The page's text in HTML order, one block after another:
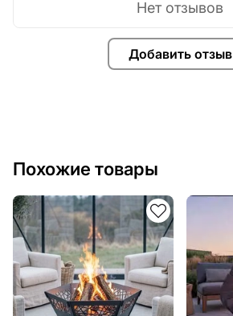
Добавить отзыв
Нет отзывов
Похожие товары